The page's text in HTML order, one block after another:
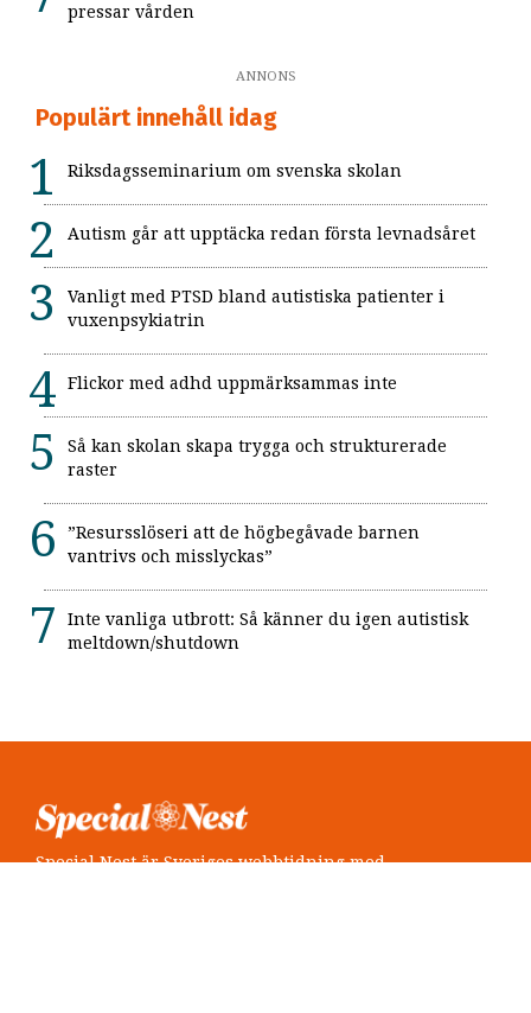
pressar vården
ANNONS
Populärt innehåll idag
Riksdagsseminarium om svenska skolan
Autism går att upptäcka redan första levnadsåret
Vanligt med PTSD bland autistiska patienter i
vuxenpsykiatrin
Flickor med adhd uppmärksammas inte
Så kan skolan skapa trygga och strukturerade
raster
”Resursslöseri att de högbegåvade barnen
vantrivs och misslyckas”
Inte vanliga utbrott: Så känner du igen autistisk
meltdown/shutdown
Special Nest är Sveriges webbtidning med